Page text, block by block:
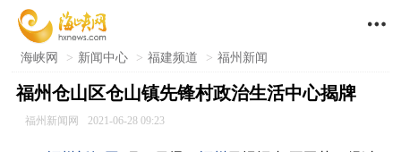

海峡网 > 新闻中心 > 福建频道 > 福州新闻
福州仓山区仓山镇先锋村政治生活中心揭牌
福州新闻网 2021-06-28 09:23